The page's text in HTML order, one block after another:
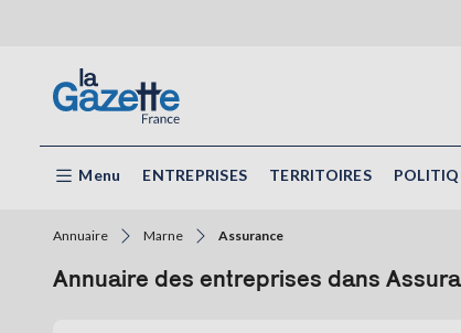
Menu ENTREPRISES TERRITOIRES
Annuaire Marne Assurance
Annuaire des entreprises dans